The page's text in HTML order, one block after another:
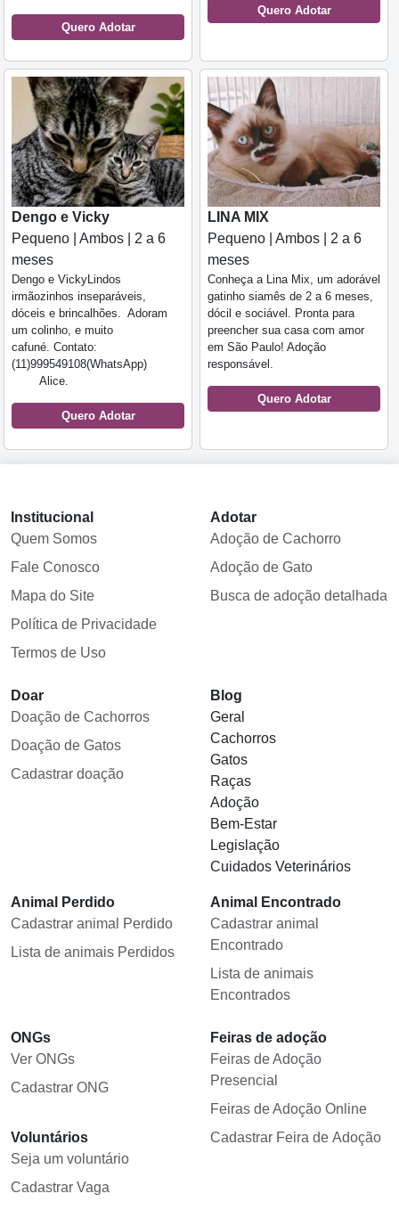
Quero Adotar
Quero Adotar
Dengo e Vicky
Pequeno | Ambos | 2 a 6
meses
Dengo e VickyLindos
irmãozinhos inseparáveis,
dóceis e brincalhões. Adoram
um colinho, e muito
cafuné. Contato:
(11)999549108(WhatsApp)
Alice.
Quero Adotar
LINA MIX
Pequeno | Ambos | 2 a 6
meses
Conheça a Lina Mix, um adorável
gatinho siamês de 2 a 6 meses,
dócil e sociável. Pronta para
preencher sua casa com amor
em São Paulo! Adoção
responsável.
Quero Adotar
Institucional
Quem Somos
Fale Conosco
Mapa do Site
Política de Privacidade
Termos de Uso
Adotar
Adoção de Cachorro
Adoção de Gato
Busca de adoção detalhada
Doar
Doação de Cachorros
Doação de Gatos
Cadastrar doação
Blog
Geral
Cachorros
Gatos
Raças
Adoção
Bem-Estar
Legislação
Cuidados Veterinários
Animal Perdido
Cadastrar animal Perdido
Lista de animais Perdidos
Animal Encontrado
Cadastrar animal
Encontrado
Lista de animais
Encontrados
ONGs
Ver ONGs
Cadastrar ONG
Voluntários
Seja um voluntário
Cadastrar Vaga
Feiras de adoção
Feiras de Adoção
Presencial
Feiras de Adoção Online
Cadastrar Feira de Adoção